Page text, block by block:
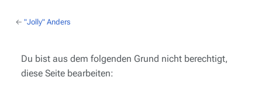
← "Jolly" Anders
Du bist aus dem folgenden Grund nicht berechtigt,
diese Seite bearbeiten: